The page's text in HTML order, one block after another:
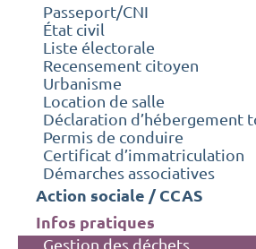
Passeport/CNI
État civil
Liste électorale
Recensement citoyen
Urbanisme
Location de salle
Déclaration d’hébergement
Permis de conduire
Certificat d’immatriculation
Démarches associatives
Action sociale / CCAS
Infos pratiques
Gestion des déchets